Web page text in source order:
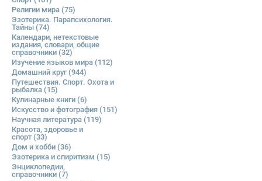
Религии мира (75)
Эзотерика. Парапсихология.
Тайны (74)
Календари, нетекстовые
издания, словари, общие
справочники (32)
Изучение языков мира (112)
Домашний круг(944)
Путешествия. Спорт. Охота и
рыбалка (15)
Кулинарные книги (6)
Искусство и фотография (151)
Научная литература (119)
Красота, здоровье и
спорт(33)
Дом и хобби (36)
Эзотерика и спиритизм (15)
Энциклопедии,
справочники (7)